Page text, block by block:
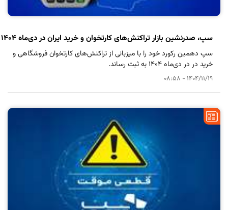
سپ، صدرنشین بازار تراکنش‌های کارتخوان و خرید ایران در دی‌ماه ۱۴۰۴
1404/11/19 - 08:58
سپ دهمین رکورد خود را با میزبانی از تراکنش‌هایکارتخوانفروشگاهی و
خرید در در دی‌ماه ۱۴۰۴ به ثبت رساند.